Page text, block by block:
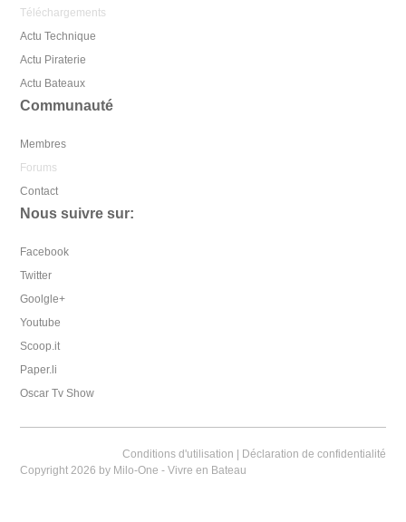
Téléchargements
Actu Technique
Actu Piraterie
Actu Bateaux
Communauté
Membres
Forums
Contact
Nous suivre sur:
Facebook
Twitter
Goolgle+
Youtube
Scoop.it
Paper.li
Oscar Tv Show
Conditions d'utilisation
Déclaration de confidentialité
Copyright 2026 by Milo-One - Vivre en Bateau